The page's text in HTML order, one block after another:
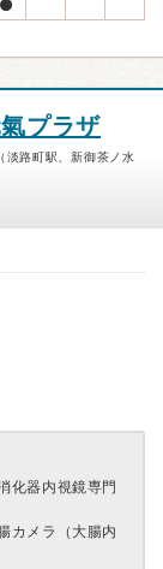
プラザ
淡路町駅、新御茶ノ水
化器内視鏡専門
カメラ（大腸内